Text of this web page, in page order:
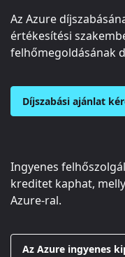
Az Azure
értékesítési
felhőmegoldásának
Díjszabási ajánlat
Ingyenes
kreditet kaphat,
Azure-ral.
Az Azure ingyenes